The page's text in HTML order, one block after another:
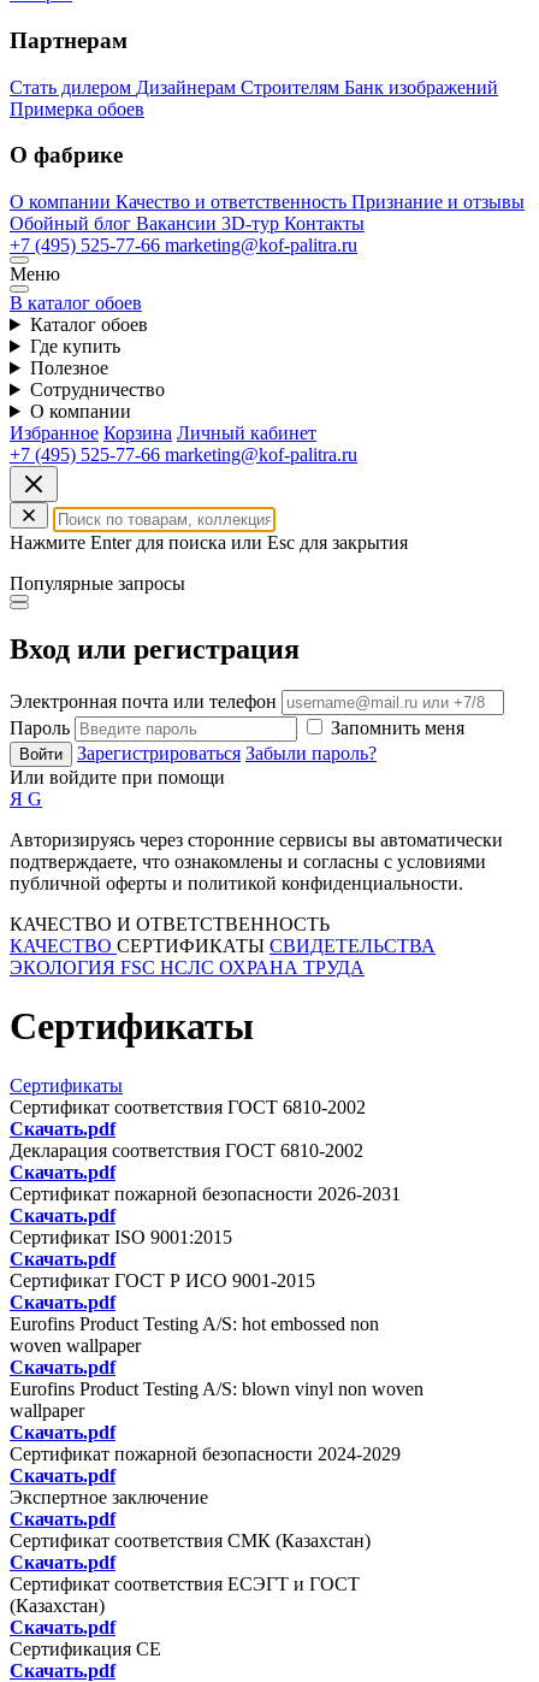
Партнерам
Стать дилером Дизайнерам Строителям Банк изображений
Примерка обоев
О фабрике
О компании Качество и ответственность Признание и отзывы
Обойный блог Вакансии 3D-тур Контакты
+7 (495) 525-77-66 marketing@kof-palitra.ru
Меню
В каталог обоев
Каталог обоев
Где купить
Полезное
Сотрудничество
О компании
Избранное Корзина Личный кабинет
+7 (495) 525-77-66 marketing@kof-palitra.ru
Нажмите Enter для поиска или Esc для закрытия
Популярные запросы
Вход или регистрация
Электронная почта или телефон
Пароль
Запомнить меня
Войти Зарегистрироваться Забыли пароль?
Или войдите при помощи
Я G
Авторизируясь через сторонние сервисы вы автоматически
подтверждаете, что ознакомлены и согласны с условиями
публичной оферты и политикой конфиденциальности.
КАЧЕСТВО И ОТВЕТСТВЕННОСТЬ
КАЧЕСТВО СЕРТИФИКАТЫ СВИДЕТЕЛЬСТВА
ЭКОЛОГИЯ FSC НСЛС ОХРАНА ТРУДА
Сертификаты
Сертификаты
Сертификат соответствия ГОСТ 6810-2002
Скачать.pdf
Декларация соответствия ГОСТ 6810-2002
Скачать.pdf
Сертификат пожарной безопасности 2026-2031
Скачать.pdf
Сертификат ISO 9001:2015
Скачать.pdf
Сертификат ГОСТ Р ИСО 9001-2015
Скачать.pdf
Eurofins Product Testing A/S: hot embossed non
woven wallpaper
Скачать.pdf
Eurofins Product Testing A/S: blown vinyl non woven
wallpaper
Скачать.pdf
Сертификат пожарной безопасности 2024-2029
Скачать.pdf
Экспертное заключение
Скачать.pdf
Сертификат соответствия СМК (Казахстан)
Скачать.pdf
Сертификат соответствия ЕСЭГТ и ГОСТ
(Казахстан)
Скачать.pdf
Сертификация СЕ
Скачать.pdf